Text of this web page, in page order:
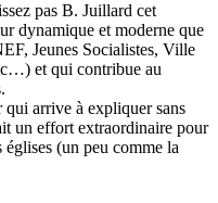
pas B. Juillard cet
dynamique et moderne que
Jeunes Socialistes, Ville
et qui contribue au
qui arrive à expliquer sans
un effort extraordinaire pour
églises (un peu comme la